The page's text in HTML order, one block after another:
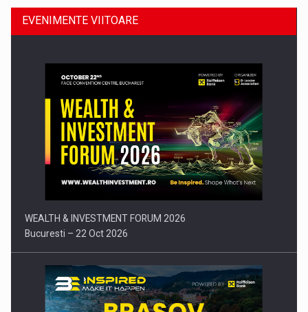
Comunicat de presa: Joburile part-time reincep sa intre pe…
EVENIMENTE VIITOARE
WEALTH & INVESTMENT FORUM 2026
Bucuresti – 22 Oct 2026